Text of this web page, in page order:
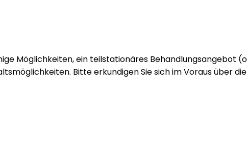
Möglichkeiten, ein teilstationäres Behandlungsangebot
Bitte erkundigen Sie sich im Voraus über